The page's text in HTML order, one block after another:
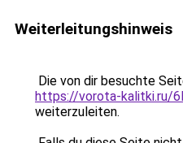
Weiterleitungshinweis
Die von dir besuchte
https://vorota-kalitki.ru/
weiterzuleiten.